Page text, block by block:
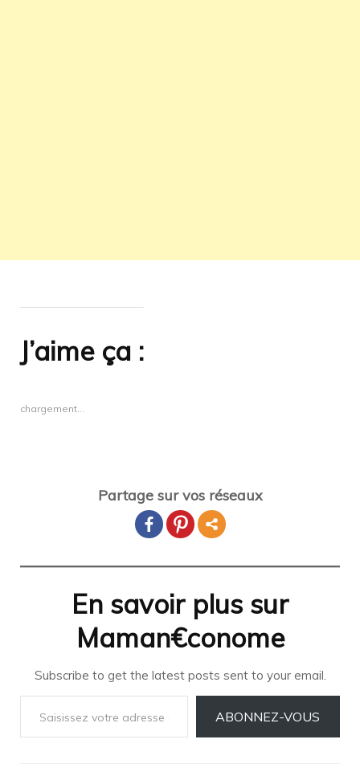
J’aime ça :
chargement…
Partage sur vos réseaux
En savoir plus sur
Maman€conome
Subscribe to get the latest posts sent to your email.
Saisissez votre adresse e-mail…
ABONNEZ-VOUS